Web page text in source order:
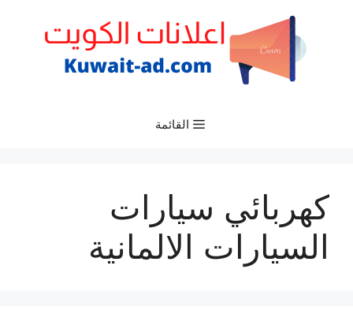
القائمة
كهربائي سيارات
السيارات الالمانية